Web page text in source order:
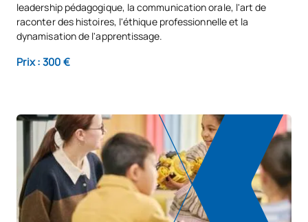
leadership pédagogique, la communication orale, l'art de
raconter des histoires, l'éthique professionnelle et la
dynamisation de l'apprentissage.
Prix : 300 €